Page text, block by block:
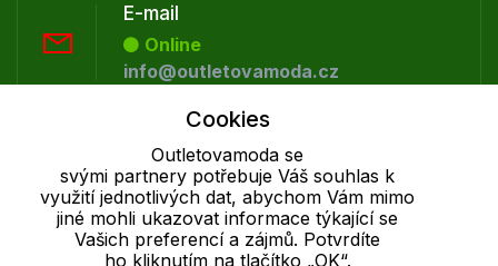
E-mail
Online
info@outletovamoda.cz
Offline
+420 530 334 926
Cookies
Outletovamoda se
svými partnery potřebuje Váš souhlas k
využití jednotlivých dat, abychom Vám mimo
jiné mohli ukazovat informace týkající se
Vašich preferencí a zájmů. Potvrdíte
ho kliknutím na tlačítko „OK“.